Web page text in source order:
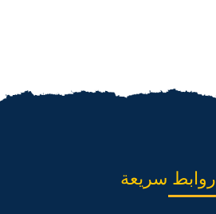
روابط سريعة